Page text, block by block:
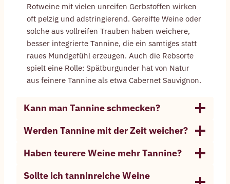
Rotweine mit vielen unreifen Gerbstoffen wirken
oft pelzig und adstringierend. Gereifte Weine oder
solche aus vollreifen Trauben haben weichere,
besser integrierte Tannine, die ein samtiges statt
raues Mundgefühl erzeugen. Auch die Rebsorte
spielt eine Rolle: Spätburgunder hat von Natur
aus feinere Tannine als etwa Cabernet Sauvignon.
Kann man Tannine schmecken?
Werden Tannine mit der Zeit weicher?
Haben teurere Weine mehr Tannine?
Sollte ich tanninreiche Weine